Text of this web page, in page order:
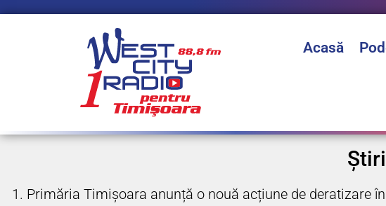
Acasă
1. Primăria Timișoara anunță o nouă acțiune de deratizare